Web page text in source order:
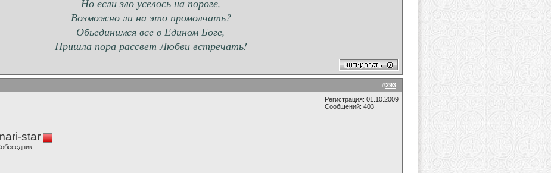
Но если зло уселось на пороге,
Возможно ли на это промолчать?
Обьединимся все в Едином Боге,
Пришла пора рассвет Любви встречать!
#293
star
Регистрация: 01.10.2009
Сообщений: 403